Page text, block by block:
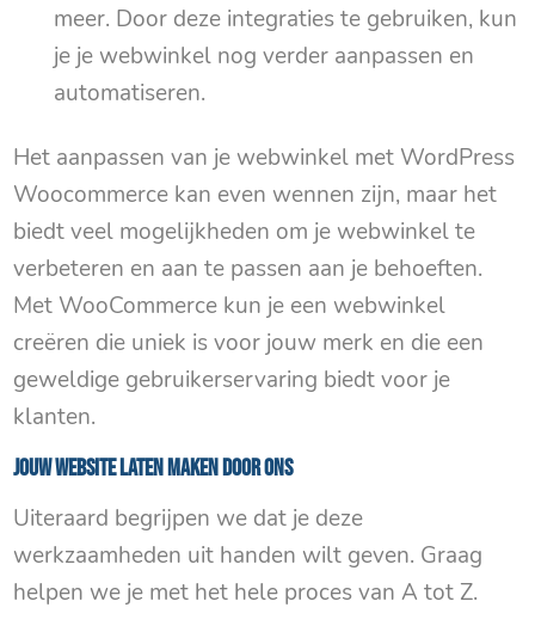
meer. Door deze integraties te gebruiken, kun
je je webwinkel nog verder aanpassen en
automatiseren.
Het aanpassen van je webwinkel met WordPress
Woocommerce kan even wennen zijn, maar het
biedt veel mogelijkheden om je webwinkel te
verbeteren en aan te passen aan je behoeften.
Met WooCommerce kun je een webwinkel
creëren die uniek is voor jouw merk en die een
geweldige gebruikerservaring biedt voor je
klanten.
Jouw website laten maken door ons
Uiteraard begrijpen we dat je deze
werkzaamheden uit handen wilt geven. Graag
helpen we je met het hele proces van A tot Z.